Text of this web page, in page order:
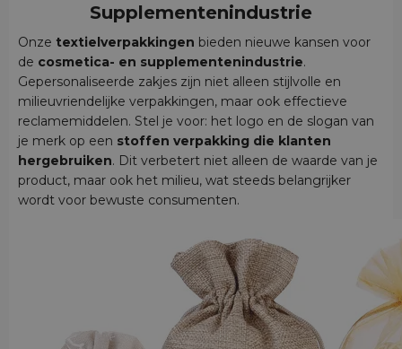
Supplementenindustrie
Onze textielverpakkingen bieden nieuwe kansen voor
de cosmetica- en supplementenindustrie.
Gepersonaliseerde zakjes zijn niet alleen stijlvolle en
milieuvriendelijke verpakkingen, maar ook effectieve
reclamemiddelen. Stel je voor: het logo en de slogan van
je merk op een stoffen verpakking die klanten
hergebruiken. Dit verbetert niet alleen de waarde van je
product, maar ook het milieu, wat steeds belangrijker
wordt voor bewuste consumenten.